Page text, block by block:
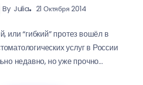
By Julia 21 Октября 2014
или “гибкий” протез вошёл в
услуг в России
недавно, но уже прочно...